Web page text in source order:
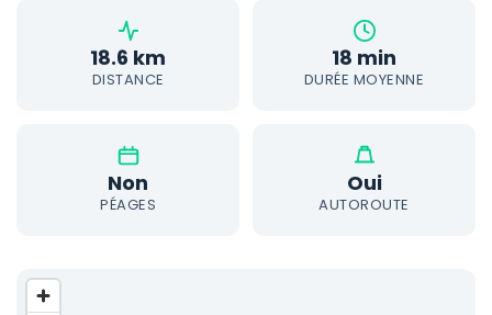
18.6 km
DISTANCE
18 min
DURÉE MOYENNE
Non
PÉAGES
Oui
AUTOROUTE